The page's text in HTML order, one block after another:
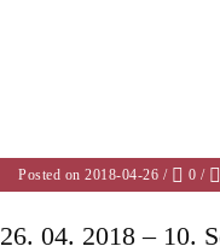
Posted on 2018-04-26 / 0 /
26. 04. 2018 – 10.